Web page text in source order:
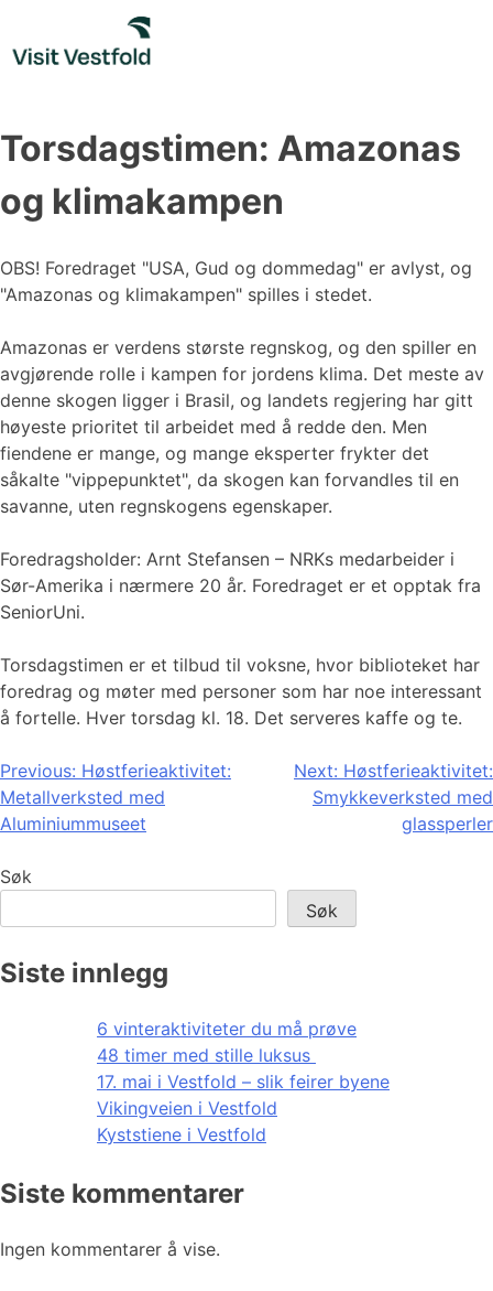
content
Torsdagstimen: Amazonas
og klimakampen
OBS! Foredraget "USA, Gud og dommedag" er avlyst, og
"Amazonas og klimakampen" spilles i stedet.
Amazonas er verdens største regnskog, og den spiller en
avgjørende rolle i kampen for jordens klima. Det meste av
denne skogen ligger i Brasil, og landets regjering har gitt
høyeste prioritet til arbeidet med å redde den. Men
fiendene er mange, og mange eksperter frykter det
såkalte "vippepunktet", da skogen kan forvandles til en
savanne, uten regnskogens egenskaper.
Foredragsholder: Arnt Stefansen – NRKs medarbeider i
Sør-Amerika i nærmere 20 år. Foredraget er et opptak fra
SeniorUni.
Torsdagstimen er et tilbud til voksne, hvor biblioteket har
foredrag og møter med personer som har noe interessant
å fortelle. Hver torsdag kl. 18. Det serveres kaffe og te.
Innleggsnavigasjon
Previous: Høstferieaktivitet:
Metallverksted med
Aluminiummuseet
Next: Høstferieaktivitet:
Smykkeverksted med
glassperler
Søk
Søk
Siste innlegg
6 vinteraktiviteter du må prøve
48 timer med stille luksus
17. mai i Vestfold – slik feirer byene
Vikingveien i Vestfold
Kyststiene i Vestfold
Siste kommentarer
Ingen kommentarer å vise.